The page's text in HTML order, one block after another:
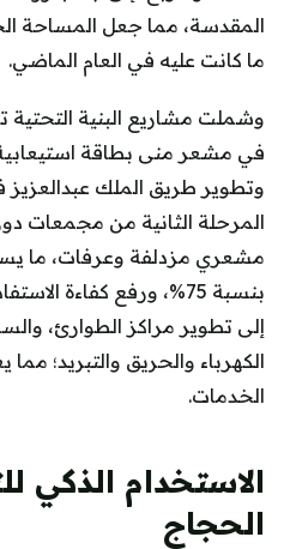
المقدسة، مما جعل المساحة
ما كانت عليه في العام الماضي.
وشملت مشاريع البنية
وتطوير طريق الملك
المرحلة الثانية من مجمعات
مشعري مزدلفة وعرفات، ما
بنسبة 75%، ورفع كفاءة
إلى تطوير مراكز الطوارئ،
الكهرباء والحريق والتبريد؛
الخدمات.
الاستخدام الذكي
الحجاج